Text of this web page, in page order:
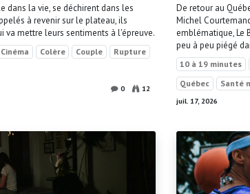
dans la vie, se déchirent dans les
à revenir sur le plateau, ils
va mettre leurs sentiments à l'épreuve.
Cinéma Colère Couple
Rupture
0 12
De retour au
Michel
emblématique, Le
peu à peu piégé
10 à 19 minutes
Québec
Santé
juil. 17, 2026